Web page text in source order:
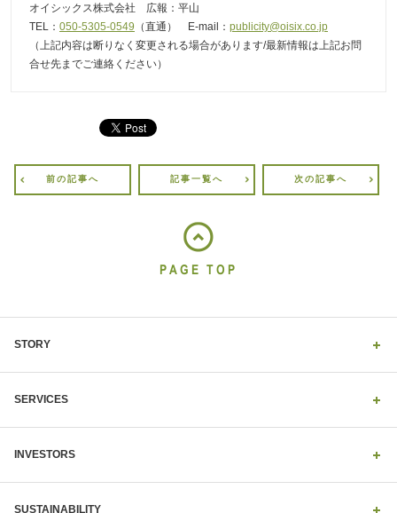
オイシックス株式会社 広報：平山
TEL： 050-5305-0549 （直通） E-mail： publicity@oisix.co.jp
（上記内容は断りなく変更される場合があります/最新情報は上記お問
合せ先までご連絡ください）
前の記事へ 記事一覧へ 次の記事へ
PAGE TOP
STORY
SERVICES
INVESTORS
SUSTAINABILITY